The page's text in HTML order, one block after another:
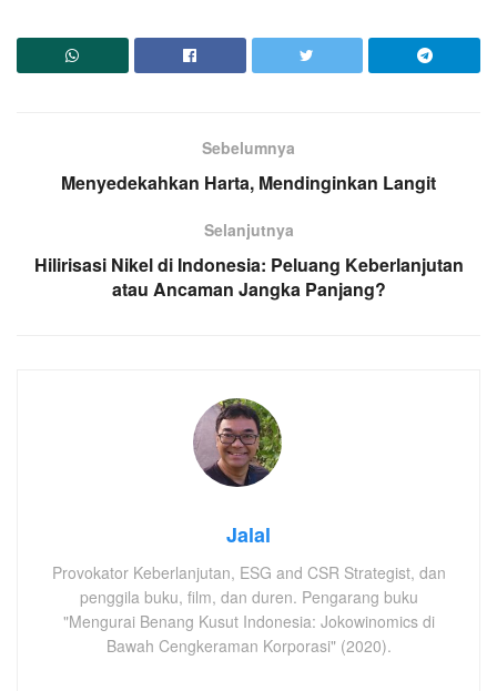
Sebelumnya
Menyedekahkan Harta, Mendinginkan Langit
Selanjutnya
Hilirisasi Nikel di Indonesia: Peluang Keberlanjutan
atau Ancaman Jangka Panjang?
Jalal
Provokator Keberlanjutan, ESG and CSR Strategist, dan
penggila buku, film, dan duren. Pengarang buku
"Mengurai Benang Kusut Indonesia: Jokowinomics di
Bawah Cengkeraman Korporasi" (2020).